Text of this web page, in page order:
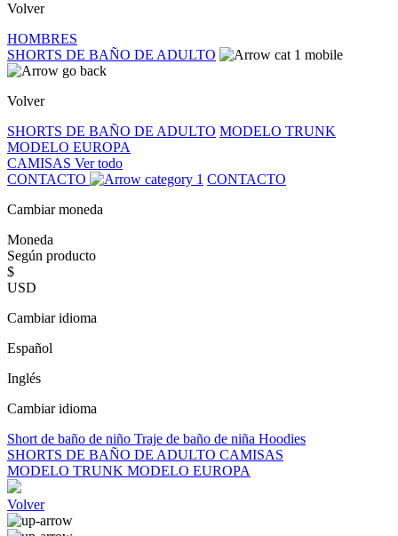
Volver
HOMBRES
SHORTS DE BAÑO DE ADULTO
Volver
SHORTS DE BAÑO DE ADULTO MODELO TRUNK
MODELO EUROPA
CAMISAS Ver todo
CONTACTO
CONTACTO
Cambiar moneda
Moneda
Según producto
$
USD
Cambiar idioma
Español
Inglés
Cambiar idioma
Short de baño de niño Traje de baño de niña Hoodies
SHORTS DE BAÑO DE ADULTO CAMISAS
MODELO TRUNK MODELO EUROPA
Volver